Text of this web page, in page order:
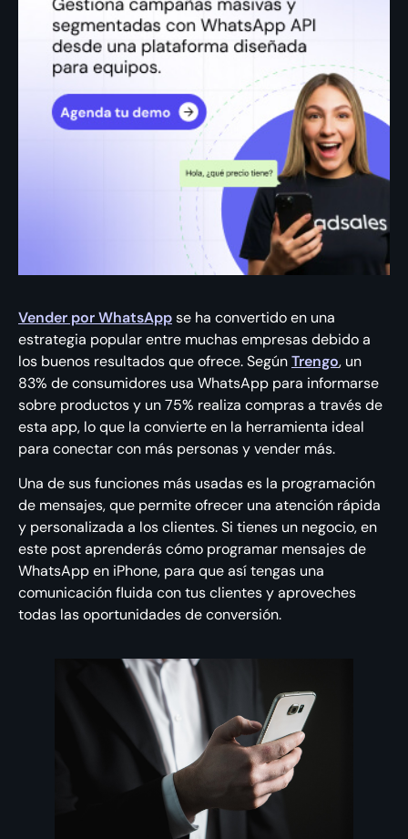
Vender por WhatsAppse ha convertido en una
estrategia popular entre muchas empresas debido a
los buenos resultados que ofrece. SegúnTrengo, un
83% de consumidores usa WhatsApp para informarse
sobre productos y un 75% realiza compras a través de
esta app, lo que la convierte en la herramienta ideal
para conectar con más personas y vender más.
Una de sus funciones más usadas es la programación
de mensajes, que permite ofrecer una atención rápida
y personalizada a los clientes. Si tienes un negocio, en
este post aprenderás cómo programar mensajes de
WhatsApp en iPhone, para que así tengas una
comunicación fluida con tus clientes y aproveches
todas las oportunidades de conversión.